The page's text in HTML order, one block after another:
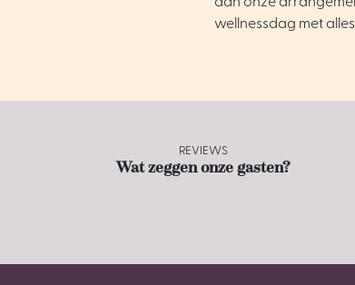
wellnessdag met
REVIEWS
Wat zeggen onze gasten?